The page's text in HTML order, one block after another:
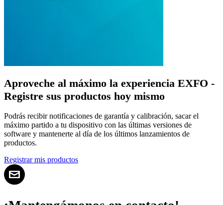
Aproveche al máximo la experiencia EXFO -
Registre sus productos hoy mismo
Podrás recibir notificaciones de garantía y calibración, sacar el
máximo partido a tu dispositivo con las últimas versiones de
software y mantenerte al día de los últimos lanzamientos de
productos.
Registrar mis productos